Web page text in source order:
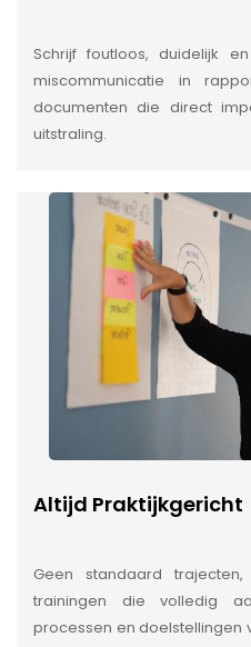
Schrijf foutloos, duidelijk
miscommunicatie in
documenten die direct
uitstraling.
Altijd Praktijkgericht
Geen standaard
trainingen die volledig
processen en doelstellingen